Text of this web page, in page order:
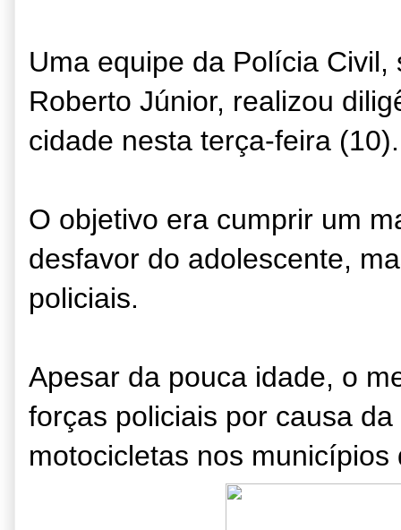
Uma equipe da Polícia
Roberto Júnior, realizou
cidade nesta terça-feira (10).
O objetivo era cumprir um
desfavor do adolescente,
policiais.
Apesar da pouca idade, o
forças policiais por causa
motocicletas nos